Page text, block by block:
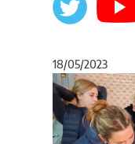
18/05/2023
Anterior